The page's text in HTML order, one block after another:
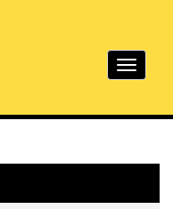
Toggle
navigation